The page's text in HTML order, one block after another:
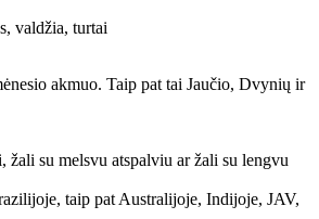
valdžia, turtai
akmuo. Taip pat tai Jaučio, Dvynių ir
žali su melsvu atspalviu ar žali su lengvu
taip pat Australijoje, Indijoje, JAV,